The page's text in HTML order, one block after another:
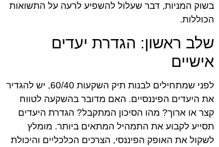
בשוק המניות, דבר שעלול להשפיע לרעה על התשואות
הכוללות.
שלב ראשון: הגדרת יעדים
אישיים
לפני שמתחילים לבנות תיק השקעות 60/40, יש להגדיר
את היעדים הפיננסיים. האם מדובר בהשקעה לטווח
קצר או ארוך? מהו הסיכון המתקבל? הגדרת היעדים
תסייע לקבוע את התמהיל המתאים ביותר. מומלץ
לשקול את האופק הפיננסי, הצרכים הכלכליים והיכולת